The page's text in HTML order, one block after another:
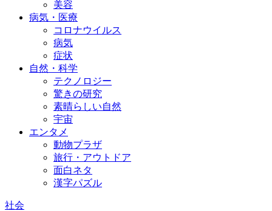
美容
病気・医療
コロナウイルス
病気
症状
自然・科学
テクノロジー
驚きの研究
素晴らしい自然
宇宙
エンタメ
動物プラザ
旅行・アウトドア
面白ネタ
漢字パズル
社会